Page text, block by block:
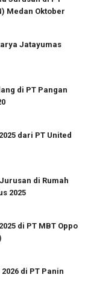
Medan Oktober
Jatayumas
di PT Pangan
dari PT United
di Rumah
2025
di PT MBT Oppo
di PT Panin